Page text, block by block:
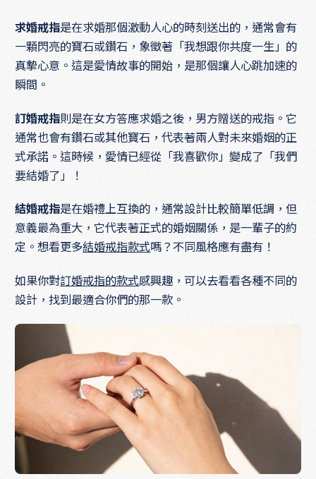
求婚戒指是在求婚那個激動人心的時刻送出的，通常會有
一顆閃亮的寶石或鑽石，象徵著「我想跟你共度一生」的
真摯心意。這是愛情故事的開始，是那個讓人心跳加速的
瞬間。
訂婚戒指則是在女方答應求婚之後，男方贈送的戒指。它
通常也會有鑽石或其他寶石，代表著兩人對未來婚姻的正
式承諾。這時候，愛情已經從「我喜歡你」變成了「我們
要結婚了」！
結婚戒指是在婚禮上互換的，通常設計比較簡單低調，但
意義最為重大，它代表著正式的婚姻關係，是一輩子的約
定。想看更多結婚戒指款式嗎？不同風格應有盡有！
如果你對訂婚戒指的款式感興趣，可以去看看各種不同的
設計，找到最適合你們的那一款。